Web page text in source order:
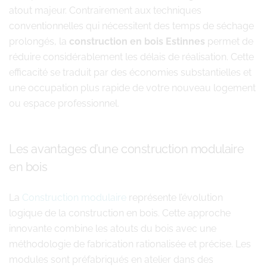
atout majeur. Contrairement aux techniques
conventionnelles qui nécessitent des temps de séchage
prolongés, la construction en bois Estinnes permet de
réduire considérablement les délais de réalisation. Cette
efficacité se traduit par des économies substantielles et
une occupation plus rapide de votre nouveau logement
ou espace professionnel.
Les avantages d’une construction modulaire
en bois
La Construction modulaire représente l’évolution
logique de la construction en bois. Cette approche
innovante combine les atouts du bois avec une
méthodologie de fabrication rationalisée et précise. Les
modules sont préfabriqués en atelier dans des